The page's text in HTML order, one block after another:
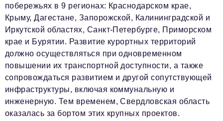
побережьях в 9 регионах: Краснодарском крае,
Крыму, Дагестане, Запорожской, Калининградской и
Иркутской областях, Санкт-Петербурге, Приморском
крае и Бурятии. Развитие курортных территорий
должно осуществляться при одновременном
повышении их транспортной доступности, а также
сопровождаться развитием и другой сопутствующей
инфраструктуры, включая коммунальную и
инженерную. Тем временем, Свердловская область
оказалась за бортом этих крупных проектов.